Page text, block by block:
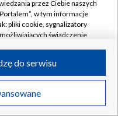
w likwidacji
przez Ciebie naszych
w tym informacje
pliki cookie, sygnalizatory
świadczenie
przez Ciebie
adresy IP, identyfikatory
do serwisu